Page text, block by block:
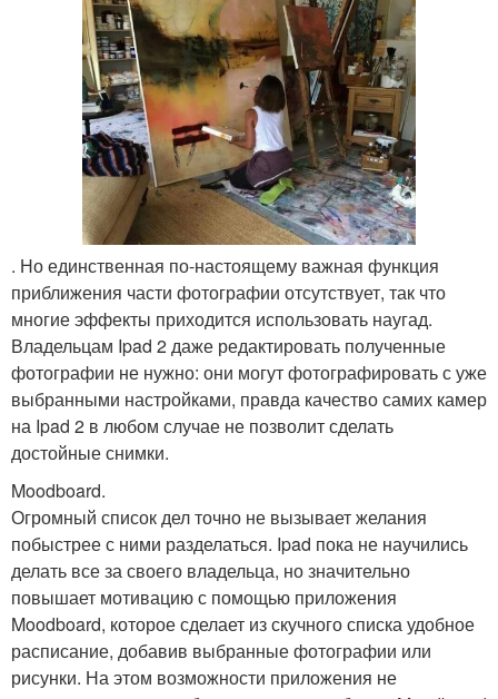
. Но единственная по-настоящему важная функция
приближения части фотографии отсутствует, так что
многие эффекты приходится использовать наугад.
Владельцам Ipad 2 даже редактировать полученные
фотографии не нужно: они могут фотографировать с уже
выбранными настройками, правда качество самих камер
на Ipad 2 в любом случае не позволит сделать
достойные снимки.
Moodboard.
Огромный список дел точно не вызывает желания
побыстрее с ними разделаться. Ipad пока не научились
делать все за своего владельца, но значительно
повышает мотивацию с помощью приложения
Moodboard, которое сделает из скучного списка удобное
расписание, добавив выбранные фотографии или
рисунки. На этом возможности приложения не